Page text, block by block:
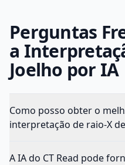
Perguntas
a
Joelho por IA
Como posso obter o
interpretação de raio-X
A IA do CT Read pode